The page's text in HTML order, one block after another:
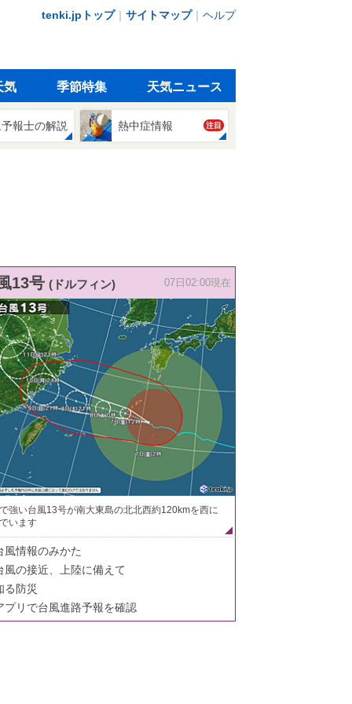
tenki.jpトップ｜ サイトマップ｜ ヘルプ
気 季節特集 天気ニュース
報士の解説 熱中症情報 注目
13号 (ドルフィン) 07日02:00現在
強い台風13号が南大東島の北北西約120kmを西に
います
風情報のみかた
風の接近、上陸に備えて
る防災
プリで台風進路予報を確認